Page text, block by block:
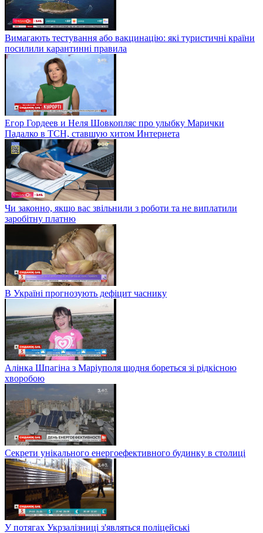
Вимагають тестування або вакцинацію: які туристичні країни
посилили карантинні правила
Егор Гордеев и Неля Шовкопляс про улыбку Марички
Падалко в ТСН, ставшую хитом Интернета
Чи законно, якщо вас звільнили з роботи та не виплатили
заробітну платню
В Україні прогнозують дефіцит часнику
Алінка Шпагіна з Маріуполя щодня бореться зі рідкісною
хворобою
Секрети унікального енергоефективного будинку в столиці
У потягах Укрзалізниці з'являться поліцейські